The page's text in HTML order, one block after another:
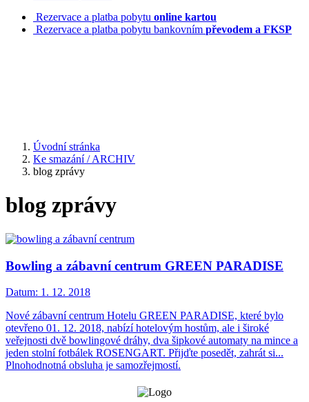
Rezervace a platba pobytu online kartou
Rezervace a platba pobytu bankovním převodem a FKSP
Úvodní stránka
Ke smazání / ARCHIV
blog zprávy
blog zprávy
Bowling a zábavní centrum GREEN PARADISE
Datum: 1. 12. 2018
Nové zábavní centrum Hotelu GREEN PARADISE, které bylo
otevřeno 01. 12. 2018, nabízí hotelovým hostům, ale i široké
veřejnosti dvě bowlingové dráhy, dva šipkové automaty na mince a
jeden stolní fotbálek ROSENGART. Přijďte posedět, zahrát si...
Plnohodnotná obsluha je samozřejmostí.